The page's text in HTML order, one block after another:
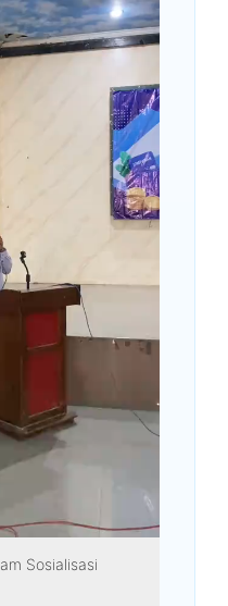
Sosialisasi